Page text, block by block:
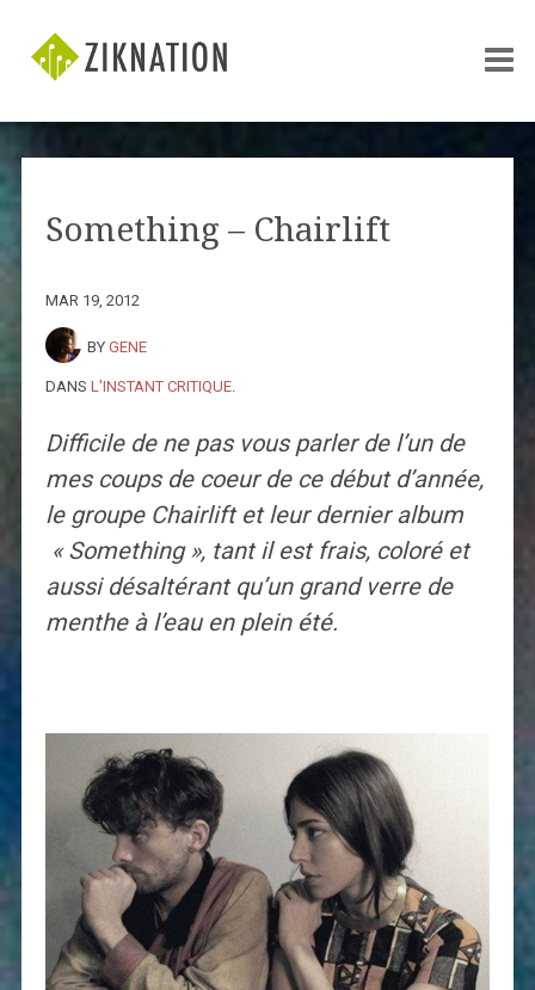
Something – Chairlift
MAR 19, 2012
BY GENE
DANS L'INSTANT CRITIQUE.
Difficile de ne pas vous parler de l’un de
mes coups de coeur de ce début d’année,
le groupe Chairlift et leur dernier album
« Something », tant il est frais, coloré et
aussi désaltérant qu’un grand verre de
menthe à l’eau en plein été.